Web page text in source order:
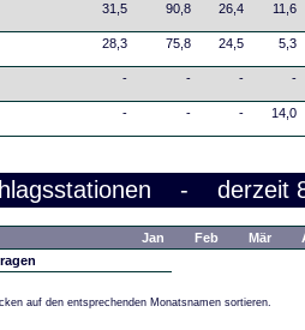
31,5 90,8 26,4 11,6
28,3 75,8 24,5 5,3
- - - -
- - - 14,0
- derzeit
Jan Feb Mär
auf den entsprechenden Monatsnamen sortieren.